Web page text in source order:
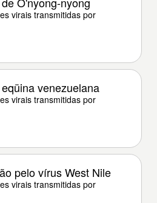
virais transmitidas por
venezuelana
virais transmitidas por
pelo vírus West Nile
virais transmitidas por